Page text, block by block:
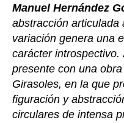
Manuel Hernández
abstracción articulada
variación genera una
carácter introspectivo.
presente con una
Girasoles, en la que
figuración y
circulares de intensa